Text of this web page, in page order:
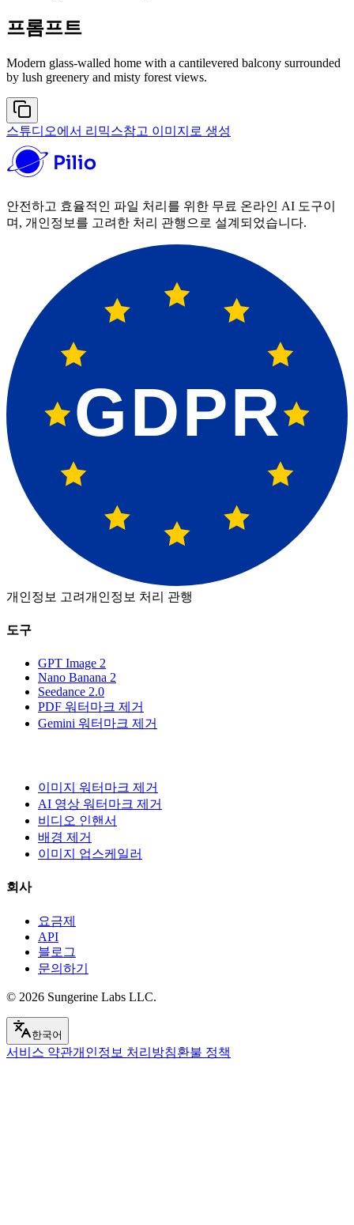
프롬프트
Modern glass-walled home with a cantilevered balcony surrounded
by lush greenery and misty forest views.
스튜디오에서 리믹스참고 이미지로 생성
안전하고 효율적인 파일 처리를 위한 무료 온라인 AI 도구이
며, 개인정보를 고려한 처리 관행으로 설계되었습니다.
GDPR
개인정보 고려개인정보 처리 관행
도구
GPT Image 2
Nano Banana 2
Seedance 2.0
PDF 워터마크 제거
Gemini 워터마크 제거
이미지 워터마크 제거
AI 영상 워터마크 제거
비디오 인핸서
배경 제거
이미지 업스케일러
회사
요금제
API
블로그
문의하기
© 2026 Sungerine Labs LLC.
한국어
서비스 약관개인정보 처리방침환불 정책